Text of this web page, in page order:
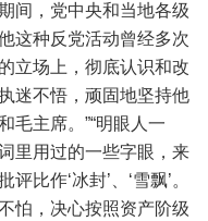
间，党中央和当地各级
这种反党活动曾经多次
立场上，彻底认识和改
迷不悟，顽固地坚持他
毛主席。”“明眼人一
里用过的一些字眼，来
比作‘冰封’、‘雪飘’。
怕，决心按照资产阶级